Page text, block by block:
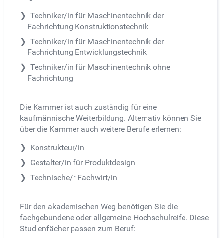
Techniker/in für Maschinentechnik der
Fachrichtung Konstruktionstechnik
Techniker/in für Maschinentechnik der
Fachrichtung Entwicklungstechnik
Techniker/in für Maschinentechnik ohne
Fachrichtung
Die Kammer ist auch zuständig für eine
kaufmännische Weiterbildung. Alternativ können Sie
über die Kammer auch weitere Berufe erlernen:
Konstrukteur/in
Gestalter/in für Produktdesign
Technische/r Fachwirt/in
Für den akademischen Weg benötigen Sie die
fachgebundene oder allgemeine Hochschulreife. Diese
Studienfächer passen zum Beruf: